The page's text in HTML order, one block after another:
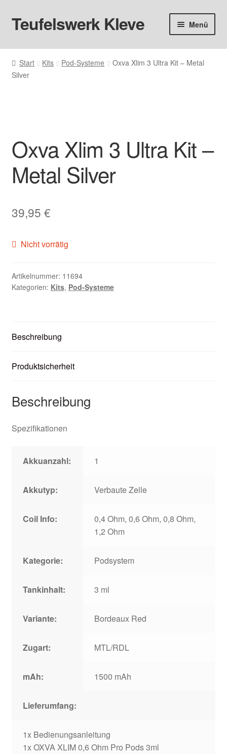
Zur
Navigation
Zum
Inhalt
Teufelswerk Kleve Menü
Startseite
Hardware
Big Puff
Aromen
Basen & Nikotin
Kontaktformular
Unsere Standorte
Start Kits Pod-Systeme
Oxva Xlim 3 Ultra Kit – Metal
Silver
Oxva Xlim 3 Ultra Kit –
Metal Silver
39,95 €
Nicht vorrätig
Artikelnummer: 11694
Kategorien: Kits, Pod-Systeme
Beschreibung
Produktsicherheit
Beschreibung
Spezifikationen
Akkuanzahl: 1
Akkutyp: Verbaute Zelle
Coil Info:
0,4 Ohm, 0,6 Ohm, 0,8 Ohm,
1,2 Ohm
Kategorie: Podsystem
Tankinhalt: 3 ml
Variante: Bordeaux Red
Zugart: MTL/RDL
mAh: 1500 mAh
Lieferumfang:
1x Bedienungsanleitung
1x OXVA XLIM 0,6 Ohm Pro Pods 3ml